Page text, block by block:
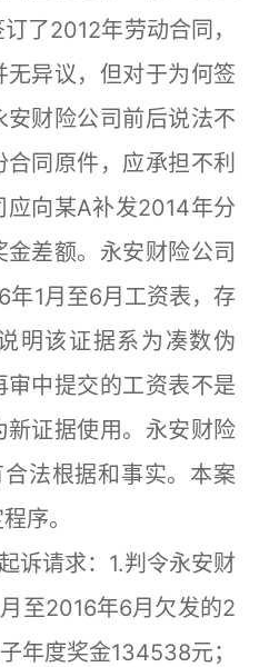
了2012年劳动合同，
异议，但对于为何签
财险公司前后说法不
同原件，应承担不利
应向某A补发2014年分
差额。永安财险公司
年1月至6月工资表，存
明该证据系为凑数伪
中提交的工资表不是
证据使用。永安财险
法根据和事实。本案
序。
请求：1.判令永安财
至2016年6月欠发的2
年度奖金134538元；